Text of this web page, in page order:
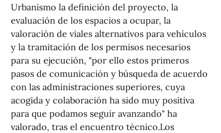
Urbanismo la definición del proyecto, la
evaluación de los espacios a ocupar, la
valoración de viales alternativos para vehículos
y la tramitación de los permisos necesarios
para su ejecución, "por ello estos primeros
pasos de comunicación y búsqueda de acuerdo
con las administraciones superiores, cuya
acogida y colaboración ha sido muy positiva
para que podamos seguir avanzando" ha
valorado, tras el encuentro técnico.Los